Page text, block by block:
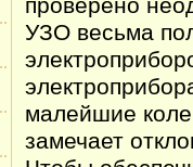
УЗО весьма
малейшие
замечает